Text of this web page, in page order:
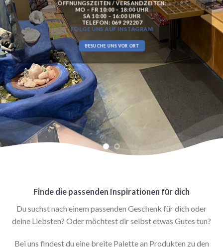
STERNZEICHEN ODER WEITERE GESCHENKINSPIRATIONEN
UND HÜBSCHE VERPACKUNGEN.
GESCHENKIDEEN ENTDECKEN
Finde die passenden Inspirationen für dich
Du suchst nach einem passenden Geschenk für dich oder
deine Liebsten? Oder möchtest dir selbst etwas Gutes tun?
Bei uns findest du eine breite Palette an Produkten zu den